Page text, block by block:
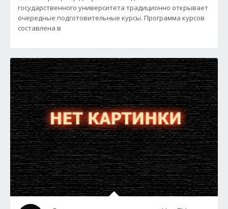
государственного университета традиционно открывает
очередные подготовительные курсы. Программа курсов
составлена в